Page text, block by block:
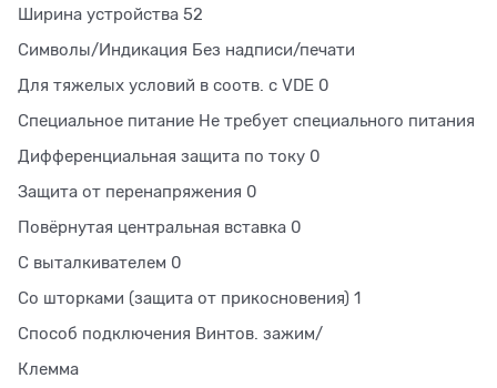
Ширина устройства 52
Символы/Индикация Без надписи/печати
Для тяжелых условий в соотв. с VDE 0
Специальное питание Не требует специального питания
Дифференциальная защита по току 0
Защита от перенапряжения 0
Повёрнутая центральная вставка 0
С выталкивателем 0
Со шторками (защита от прикосновения) 1
Способ подключения Винтов. зажим/
Клемма